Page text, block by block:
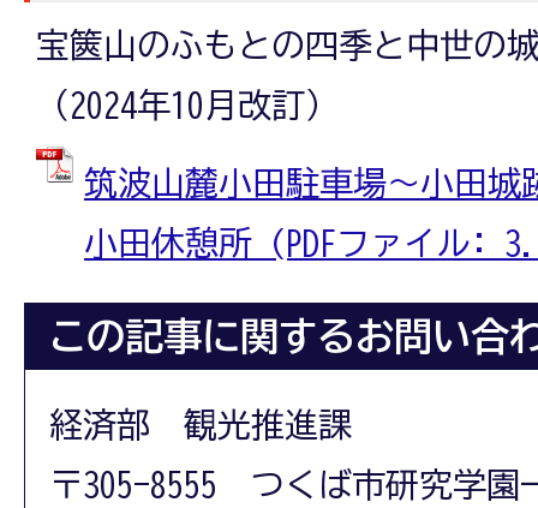
宝篋山のふもとの四季と中世の
（2024年10月改訂）
筑波山麓小田駐車場～小田城
小田休憩所 (PDFファイル:
この記事に関するお問い合
経済部 観光推進課
〒305-8555 つくば市研究学園